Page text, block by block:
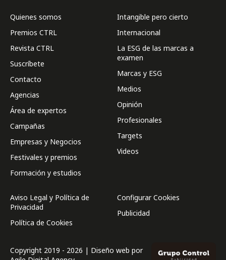
Quienes somos
Premios CTRL
Revista CTRL
Suscríbete
Contacto
Agencias
Área de expertos
Campañas
Empresas y Negocios
Festivales y premios
Formación y estudios
Intangible pero cierto
Internacional
La ESG de las marcas a
examen
Marcas y ESG
Medios
Opinión
Profesionales
Targets
Videos
Aviso Legal y Política de
Privacidad
Política de Cookies
Configurar Cookies
Publicidad
Copyright 2019 - 2026 | Diseño web por